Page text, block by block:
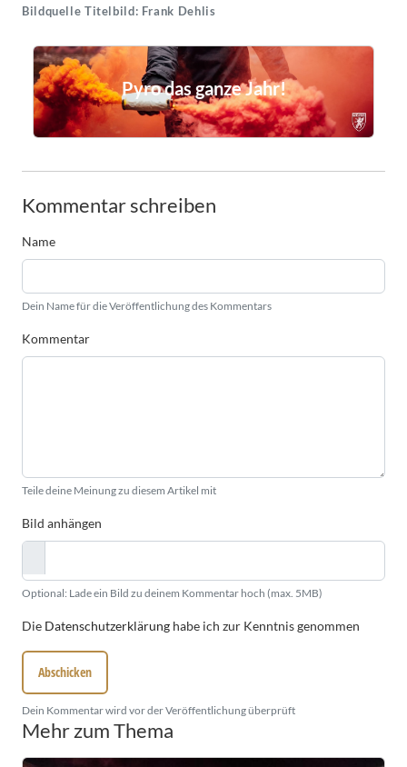
Bildquelle Titelbild: Frank Dehlis
Pyro das ganze Jahr!
Kommentar schreiben
Name
Dein Name für die Veröffentlichung des Kommentars
Kommentar
Teile deine Meinung zu diesem Artikel mit
Bild anhängen
Optional: Lade ein Bild zu deinem Kommentar hoch (max. 5MB)
Die Datenschutzerklärung habe ich zur Kenntnis genommen
Abschicken
Dein Kommentar wird vor der Veröffentlichung überprüft
Mehr zum Thema